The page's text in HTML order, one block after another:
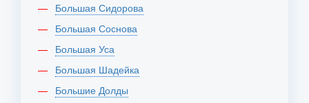
Большая Сидорова
Большая Соснова
Большая Уса
Большая Шадейка
Большие Долды